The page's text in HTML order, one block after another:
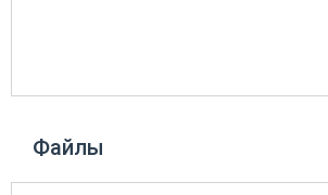
Файлы